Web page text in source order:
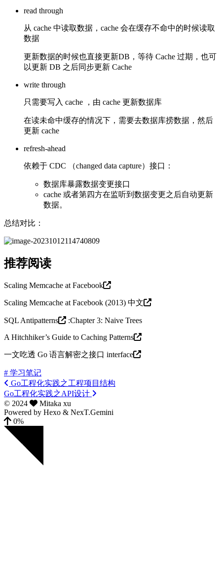
read through
从 cache 中读取数据，cache 会在缓存不命中的时候读取
数据
更新数据的时候也直接更新DB，等待 Cache 过期，也可
以更新 DB 之后同步更新 Cache
write through
只需要写入 cache ，由 cache 更新数据库
在读未命中缓存的情况下，需要去数据库捞数据，然后
更新 cache
refresh-ahead
依赖于 CDC （changed data capture）接口：
数据库暴露数据变更接口
cache 或者第四方在监听到数据变更之后自动更新
数据。
总结对比：
推荐阅读
Scaling Memcache at Facebook
Scaling Memcache at Facebook (2013) 中文
SQL Antipatterns
:Chapter 3: Naive Trees
A Hitchhiker’s Guide to Caching Patterns
一文吃透 Go 语言解密之接口 interface
# 学习笔记
Go工程化实践之工程项目结构
Go工程化实践之API设计
© 2024
Mitaka xu
Powered by Hexo & NexT.Gemini
0%